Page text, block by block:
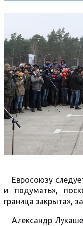
Евросоюзу
и подумать»,
граница закрыта»,
Александр